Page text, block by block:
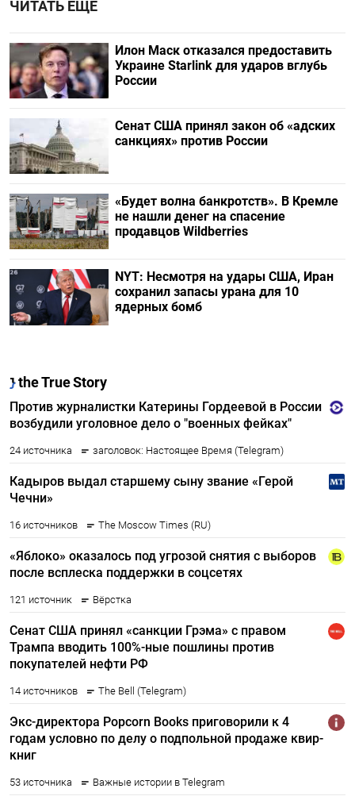
ЧИТАТЬ ЕЩЕ
Илон Маск отказался предоставить
Украине Starlink для ударов вглубь
России
Сенат США принял закон об «адских
санкциях» против России
«Будет волна банкротств». В Кремле
не нашли денег на спасение
продавцов Wildberries
NYT: Несмотря на удары США, Иран
сохранил запасы урана для 10
ядерных бомб